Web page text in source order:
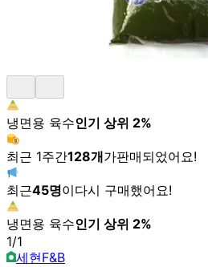
냉면용 육수인기 상위 2%
최근 1주간128개가판매되었어요!
최근45명이다시 구매했어요!
냉면용 육수인기 상위 2%
1/1
세현F&B